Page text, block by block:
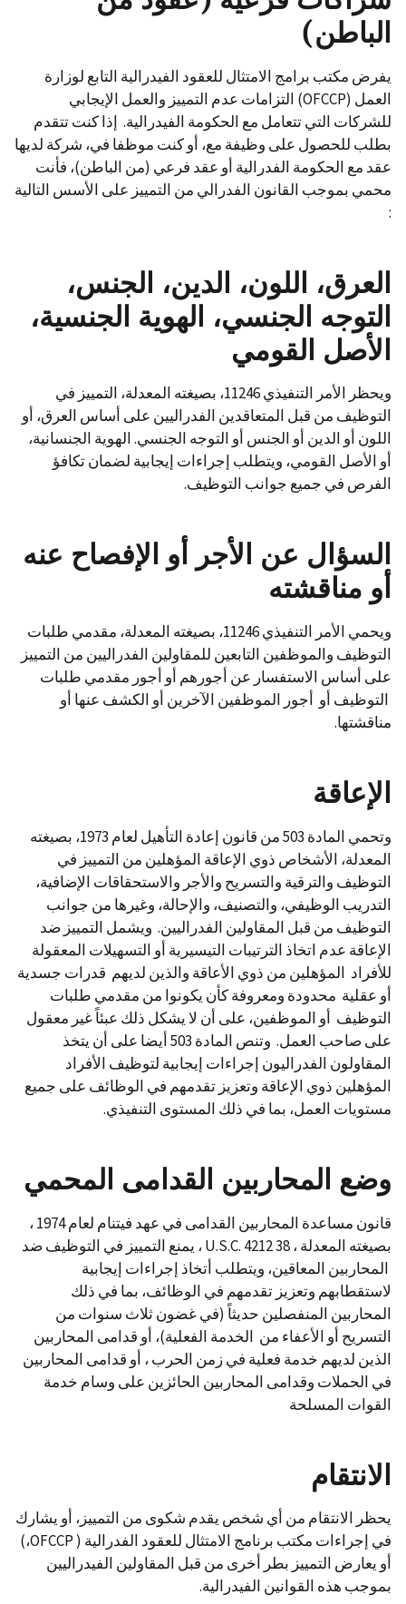
الباطن)
يفرض مكتب برامج الامتثال للعقود الفيدرالية التابع لوزارة
العمل (OFCCP) التزامات عدم التمييز والعمل الإيجابي
للشركات التي تتعامل مع الحكومة الفيدرالية. إذا كنت تتقدم
بطلب للحصول على وظيفة مع، أو كنت موظفا في، شركة لديها
عقد مع الحكومة الفدرالية أو عقد فرعي (من الباطن)، فأنت
محمي بموجب القانون الفدرالي من التمييز على الأسس التالية
:
العرق، اللون، الدين، الجنس،
التوجه الجنسي، الهوية الجنسية،
الأصل القومي
ويحظر الأمر التنفيذي 11246، بصيغته المعدلة، التمييز في
التوظيف من قبل المتعاقدين الفدراليين على أساس العرق، أو
اللون أو الدين أو الجنس أو التوجه الجنسي. الهوية الجنسانية،
أو الأصل القومي، ويتطلب إجراءات إيجابية لضمان تكافؤ
الفرص في جميع جوانب التوظيف.
السؤال عن الأجر أو الإفصاح عنه
أو مناقشته
ويحمي الأمر التنفيذي 11246، بصيغته المعدلة، مقدمي طلبات
التوظيف والموظفين التابعين للمقاولين الفدراليين من التمييز
على أساس الاستفسار عن أجورهم أو أجور مقدمي طلبات
التوظيف أو أجور الموظفين الآخرين أو الكشف عنها أو
مناقشتها.
الإعاقة
وتحمي المادة 503 من قانون إعادة التأهيل لعام 1973، بصيغته
المعدلة، الأشخاص ذوي الإعاقة المؤهلين من التمييز في
التوظيف والترقية والتسريح والأجر والاستحقاقات الإضافية،
التدريب الوظيفي، والتصنيف، والإحالة، وغيرها من جوانب
التوظيف من قبل المقاولين الفدراليين. ويشمل التمييز ضد
الإعاقة عدم اتخاذ الترتيبات التيسيرية أو التسهيلات المعقولة
للأفراد المؤهلين من ذوي الأعاقة والذين لديهم قدرات جسدية
أو عقلية محدودة ومعروفة كأن يكونوا من مقدمي طلبات
التوظيف أو الموظفين، على أن لا يشكل ذلك عبئاً غير معقول
على صاحب العمل. وتنص المادة 503 أيضا على أن يتخذ
المقاولون الفدراليون إجراءات إيجابية لتوظيف الأفراد
المؤهلين ذوي الإعاقة وتعزيز تقدمهم في الوظائف على جميع
مستويات العمل، بما في ذلك المستوى التنفيذي.
وضع المحاربين القدامى المحمي
قانون مساعدة المحاربين القدامى في عهد فيتنام لعام 1974 ،
بصيغته المعدلة ، 38 U.S.C. 4212 ، يمنع التمييز في التوظيف ضد
المحاربين المعاقين، ويتطلب أتخاذ إجراءات إيجابية
لاستقطابهم وتعزيز تقدمهم في الوظائف، بما في ذلك
المحاربين المنفصلين حديثاً (في غضون ثلاث سنوات من
التسريح أو الأعفاء من الخدمة الفعلية)، أو قدامى المحاربين
الذين لديهم خدمة فعلية في زمن الحرب ، أو قدامى المحاربين
في الحملات وقدامى المحاربين الحائزين على وسام خدمة
القوات المسلحة
الانتقام
يحظر الانتقام من أي شخص يقدم شكوى من التمييز، أو يشارك
في إجراءات مكتب برنامج الامتثال للعقود الفدرالية ( OFCCP،)
أو يعارض التمييز بطر أخرى من قبل المقاولين الفيدراليين
بموجب هذه القوانين الفيدرالية.